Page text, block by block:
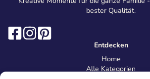
bester Qualität.
Entdecken
Home
Alle Kategorien